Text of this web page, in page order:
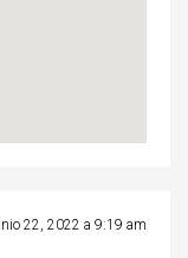
22, 2022 a 9:19 am